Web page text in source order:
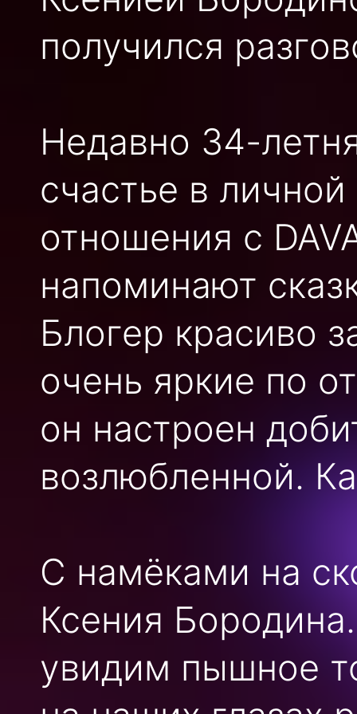
получился
Недавно 34-
счастье в
отношения с
напоминают
Блогер красиво
очень яркие по
он настроен
возлюбленной.
С намёками на
Ксения
увидим пышное